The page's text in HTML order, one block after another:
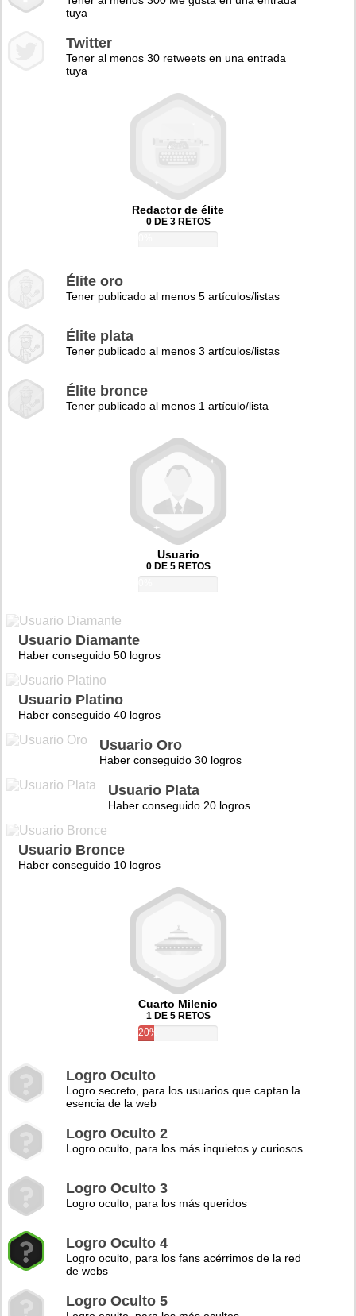
tuya
Twitter
Tener al menos 30 retweets en una entrada
tuya
Redactor de élite
0 DE 3 RETOS
Élite oro
Tener publicado al menos 5 artículos/listas
Élite plata
Tener publicado al menos 3 artículos/listas
Élite bronce
Tener publicado al menos 1 artículo/lista
Usuario
0 DE 5 RETOS
Usuario Diamante
Haber conseguido 50 logros
Usuario Platino
Haber conseguido 40 logros
Usuario Oro
Haber conseguido 30 logros
Usuario Plata
Haber conseguido 20 logros
Usuario Bronce
Haber conseguido 10 logros
Cuarto Milenio
1 DE 5 RETOS
20%
Logro Oculto
Logro secreto, para los usuarios que captan la
esencia de la web
Logro Oculto 2
Logro oculto, para los más inquietos y curiosos
Logro Oculto 3
Logro oculto, para los más queridos
Logro Oculto 4
Logro oculto, para los fans acérrimos de la red
de webs
Logro Oculto 5